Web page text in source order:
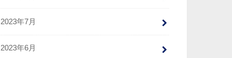
2023年7月
2023年6月